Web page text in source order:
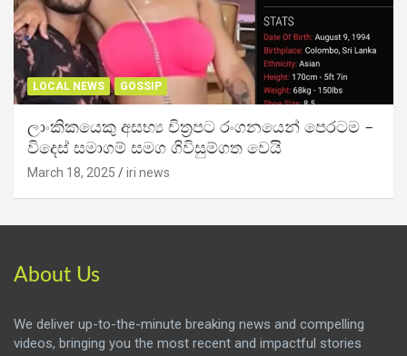
LOCAL NEWS GOSSIP
ලාංකිකයෙකු අසභ්‍ය චිත්‍රපට රංගනයෙන් පෙරටම –
විදෙස් සමාගම් සමග ගිවිසුම්ගත වෙයි
March 18, 2025 iri news
About Us
We deliver up-to-the-minute breaking news and compelling
videos, bringing you the most recent and impactful stories